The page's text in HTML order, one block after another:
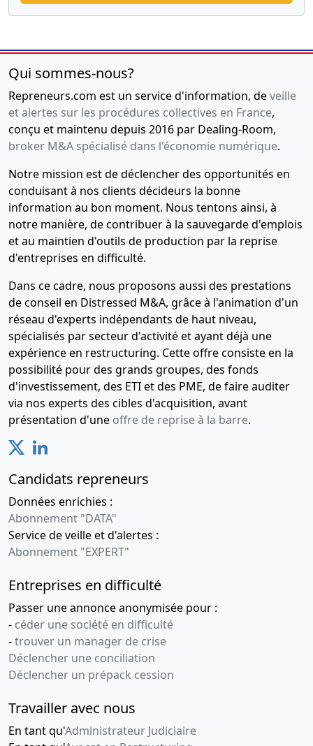
Qui sommes-nous?
Repreneurs.com est un service d'information, deveille
et alertes sur les procédures collectives en France,
conçu et maintenu depuis 2016 par Dealing-Room,
broker M&A spécialisé dans l'économie numérique.
Notre mission est de déclencher des opportunités en
conduisant à nos clients décideurs la bonne
information au bon moment. Nous tentons ainsi, à
notre manière, de contribuer à la sauvegarde d'emplois
et au maintien d'outils de production par la reprise
d'entreprises en difficulté.
Dans ce cadre, nous proposons aussi des prestations
de conseil en Distressed M&A, grâce à l'animation d'un
réseau d'experts indépendants de haut niveau,
spécialisés par secteur d'activité et ayant déjà une
expérience en restructuring. Cette offre consiste en la
possibilité pour des grands groupes, des fonds
d'investissement, des ETI et des PME, de faire auditer
via nos experts des cibles d'acquisition, avant
présentation d'une offre de reprise à la barre.
Candidats repreneurs
Données enrichies :
Abonnement "DATA"
Service de veille et d'alertes :
Abonnement "EXPERT"
Entreprises en difficulté
Passer une annonce anonymisée pour :
- céder une société en difficulté
-trouver un manager de crise
Déclencher une conciliation
Déclencher un prépack cession
Travailler avec nous
En tant qu'Administrateur Judiciaire